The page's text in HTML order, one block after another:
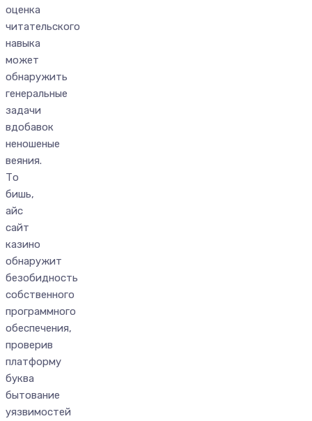
оценка
читательского
навыка
может
обнаружить
генеральные
задачи
вдобавок
неношеные
веяния.
То
бишь,
айс
сайт
казино
обнаружит
безобидность
собственного
программного
обеспечения,
проверив
платформу
буква
бытование
уязвимостей